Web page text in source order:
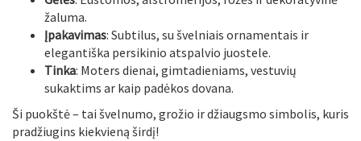
žaluma.
Įpakavimas: Subtilus, su švelniais ornamentais ir
elegantiška persikinio atspalvio juostele.
Tinka: Moters dienai, gimtadieniams, vestuvių
sukaktims ar kaip padėkos dovana.
Ši puokštė – tai švelnumo, grožio ir džiaugsmo simbolis, kuris
pradžiugins kiekvieną širdį!